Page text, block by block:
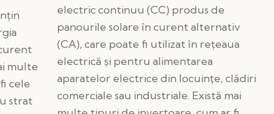
multe
cele
strat
electric continuu (CC) produs de
panourile solare în curent alternativ
(CA), care poate fi utilizat în rețeaua
electrică și pentru alimentarea
aparatelor electrice din locuințe, clădiri
comerciale sau industriale. Există mai